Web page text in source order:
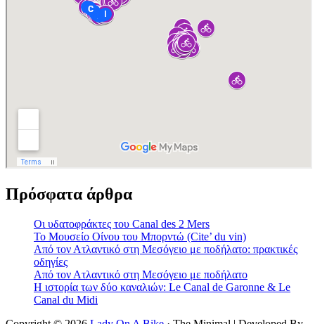
Πρόσφατα άρθρα
Οι υδατοφράκτες του Canal des 2 Mers
Το Μουσείο Οίνου του Μπορντώ (Cite’ du vin)
Από τον Ατλαντικό στη Μεσόγειο με ποδήλατο: πρακτικές
οδηγίες
Από τον Ατλαντικό στη Μεσόγειο με ποδήλατο
Η ιστορία των δύο καναλιών: Le Canal de Garonne & Le
Canal du Midi